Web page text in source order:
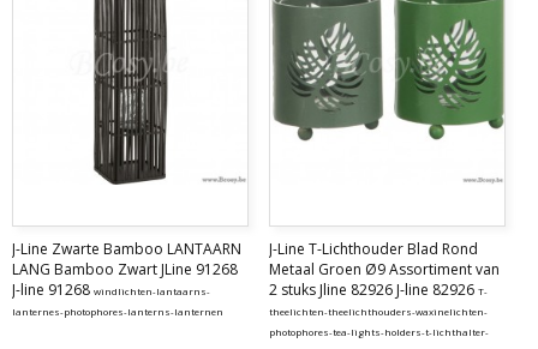
J-Line Zwarte Bamboo LANTAARN
LANG Bamboo Zwart JLine 91268
J-line 91268 windlichten-lantaarns-
lanternes-photophores-lanterns-lanternen
J-Line T-Lichthouder Blad Rond
Metaal Groen Ø9 Assortiment van
2 stuks Jline 82926 J-line 82926 T-
theelichten-theelichthouders-waxinelichten-
photophores-tea-lights-holders-t-lichthalter-